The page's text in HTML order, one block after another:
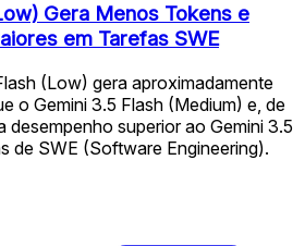
Gera Menos Tokens e
em Tarefas SWE
(Low) gera aproximadamente
o Gemini 3.5 Flash (Medium) e, de
desempenho superior ao Gemini 3.5
de SWE (Software Engineering).